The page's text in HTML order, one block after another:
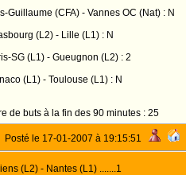
Guillaume (CFA) - Vannes OC (Nat) : N
(L2) - Lille (L1) : N
SG (L1) - Gueugnon (L2) : 2
(L1) - Toulouse (L1) : N
de buts à la fin des 90 minutes : 25
Posté le 17-01-2007 à 19:15:51
(L2) - Nantes (L1) .......1